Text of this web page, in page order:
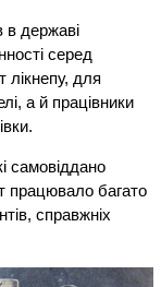
в державі
серед
лікнепу, для
а й працівники
самовіддано
працювало багато
справжніх